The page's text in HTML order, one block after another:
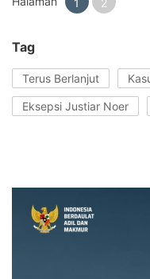
1 2
Tag
Terus Berlanjut
Eksepsi Justiar Noer